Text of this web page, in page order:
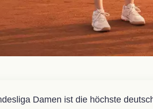
Damen ist die höchste